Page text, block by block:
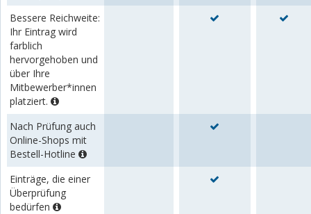
Bessere Reichweite:
Ihr Eintrag wird
farblich
hervorgehoben und
über Ihre
Mitbewerber*innen
platziert.
Nach Prüfung auch
Online-Shops mit
Bestell-Hotline
Einträge, die einer
Überprüfung
bedürfen